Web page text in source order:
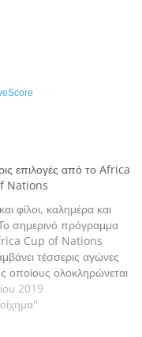
επιλογές από το Africa
Nations
φίλοι, καλημέρα και
σημερινό πρόγραμμα
Cup of Nations
τέσσερις αγώνες
οποίους ολοκληρώνεται
τελευταία αγωνιστική
των ομίλων. Πάμε να
2019